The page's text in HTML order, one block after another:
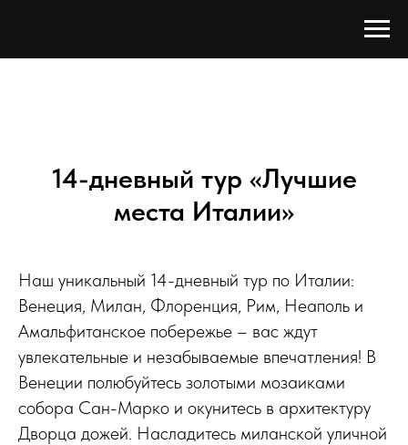
14-дневный тур «Лучшие
места Италии»
Наш уникальный 14-дневный тур по Италии:
Венеция, Милан, Флоренция, Рим, Неаполь и
Амальфитанское побережье – вас ждут
увлекательные и незабываемые впечатления! В
Венеции полюбуйтесь золотыми мозаиками
собора Сан-Марко и окунитесь в архитектуру
Дворца дожей. Насладитесь миланской уличной